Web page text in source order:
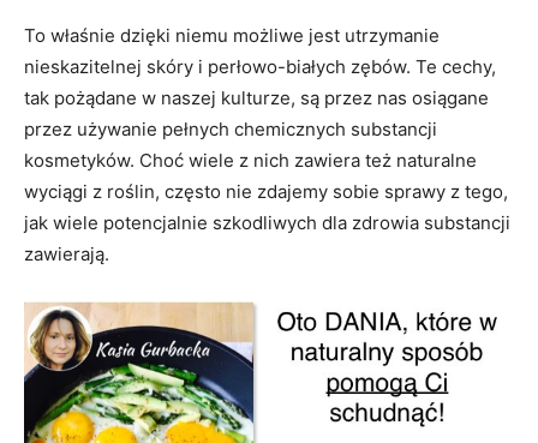
To właśnie dzięki niemu możliwe jest utrzymanie
nieskazitelnej skóry i perłowo-białych zębów. Te cechy,
tak pożądane w naszej kulturze, są przez nas osiągane
przez używanie pełnych chemicznych substancji
kosmetyków. Choć wiele z nich zawiera też naturalne
wyciągi z roślin, często nie zdajemy sobie sprawy z tego,
jak wiele potencjalnie szkodliwych dla zdrowia substancji
zawierają.